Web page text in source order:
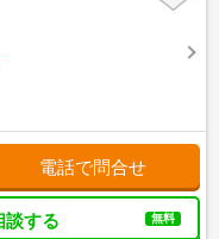
電話で問合せ
談する 無料